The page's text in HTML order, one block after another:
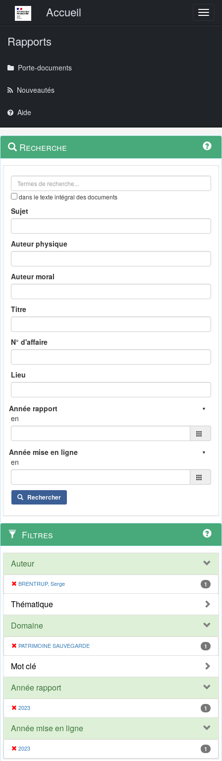
Menu principalAccueil
Rapports
Porte-documents
Nouveautés
Aide
Navigation
outils
Menu
contextuel
Recherche
dans le texte intégral des documents
Sujet
Auteur physique
Auteur moral
Titre
N° d'affaire
Lieu
en
en
Rechercher
Filtres
Auteur
BRENTRUP, Serge 1
Thématique
Domaine
PATRIMOINE SAUVEGARDE 1
Mot clé
Année rapport
2023 1
Année mise en ligne
2023 1